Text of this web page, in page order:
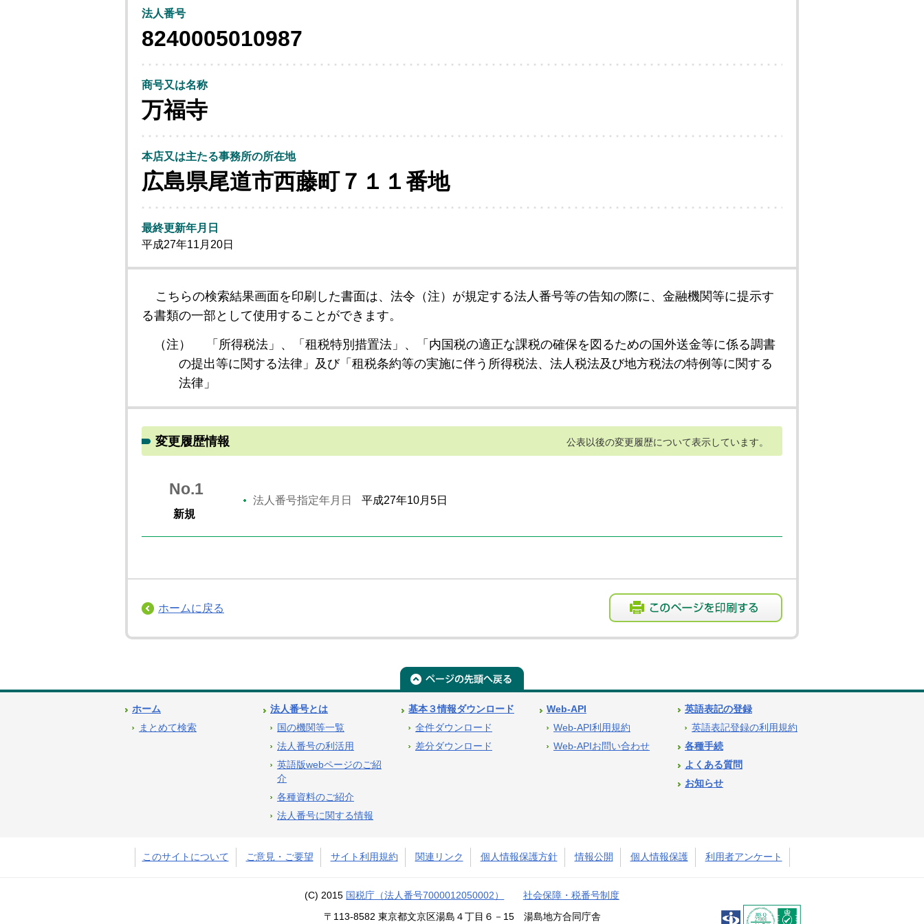
法人番号
8240005010987
商号又は名称
万福寺
本店又は主たる事務所の所在地
広島県尾道市西藤町７１１番地
最終更新年月日
平成27年11月20日
こちらの検索結果画面を印刷した書面は、法令（注）が規定する法人番号等の告知の際に、金融機関等に提示す
る書類の一部として使用することができます。
（注）
「所得税法」、「租税特別措置法」、「内国税の適正な課税の確保を図るための国外送金等に係る調書
の提出等に関する法律」及び「租税条約等の実施に伴う所得税法、法人税法及び地方税法の特例等に関する
法律」
変更履歴情報 公表以後の変更履歴について表示しています。
No.1
新規
法人番号指定年月日 平成27年10月5日
ホームに戻る
ホーム
まとめて検索
法人番号とは
国の機関等一覧
法人番号の利活用
英語版webページのご紹
介
各種資料のご紹介
法人番号に関する情報
基本３情報ダウンロード
全件ダウンロード
差分ダウンロード
Web-API
Web-API利用規約
Web-APIお問い合わせ
英語表記の登録
英語表記登録の利用規約
各種手続
よくある質問
お知らせ
このサイトについて ご意見・ご要望 サイト利用規約 関連リンク 個人情報保護方針 情報公開 個人情報保護 利用者アンケート
(C) 2015 国税庁（法人番号7000012050002） 社会保障・税番号制度
〒113-8582 東京都文京区湯島４丁目６－15 湯島地方合同庁舎